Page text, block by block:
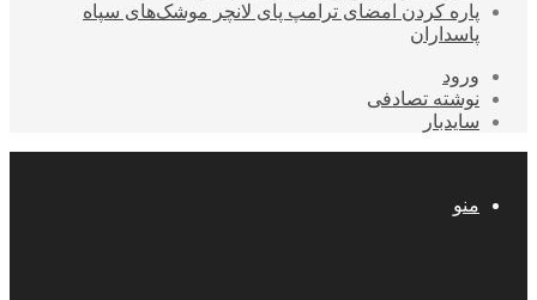
پاره کردن امضای ترامپ پای لانچر موشک‌های سپاه
پاسداران
ورود
نوشته تصادفی
سایدبار
منو